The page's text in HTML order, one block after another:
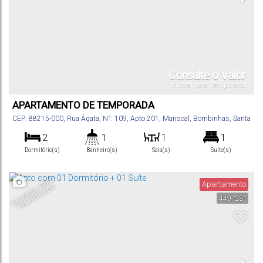
Consulte o Valor
Imóvel para Temporada
APARTAMENTO DE TEMPORADA
CEP: 88215-000, Rua Ágata, N°: 109, Apto 201 , Mariscal , Bombinhas, Santa
2
Dormitório(s)
1
Banheiro(s)
1
Sala(s)
1
Suíte(s)
Total: Vaga(s)
A
L
U
G
U
E
L
P
A
R
A
T
E
M
P
O
R
A
D
A 449 (28)
Apartamento